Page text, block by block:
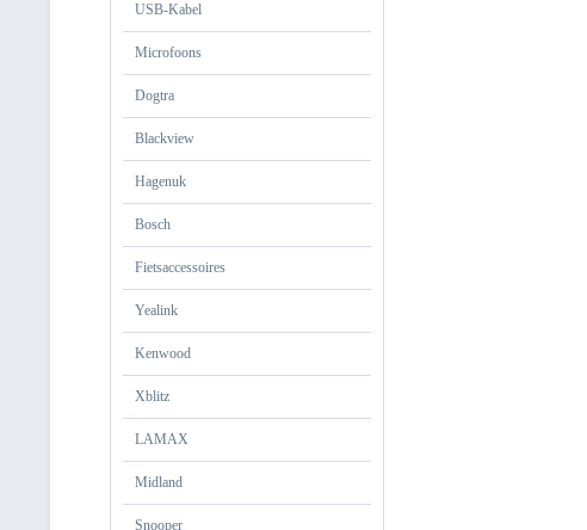
USB-Kabel
Microfoons
Dogtra
Blackview
Hagenuk
Bosch
Fietsaccessoires
Yealink
Kenwood
Xblitz
LAMAX
Midland
Snooper